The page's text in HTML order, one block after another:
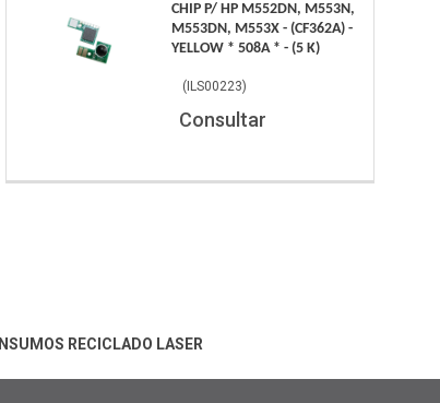
CHIP P/ HP M552DN, M553N,
M553DN, M553X - (CF362A) -
YELLOW * 508A * - (5 K)
( ILS00223)
Consultar
INSUMOS RECICLADO LASER